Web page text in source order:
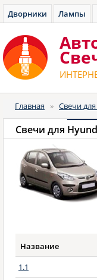
Дворники Лампы
Главная » Свечи
Свечи для
Название
1.1